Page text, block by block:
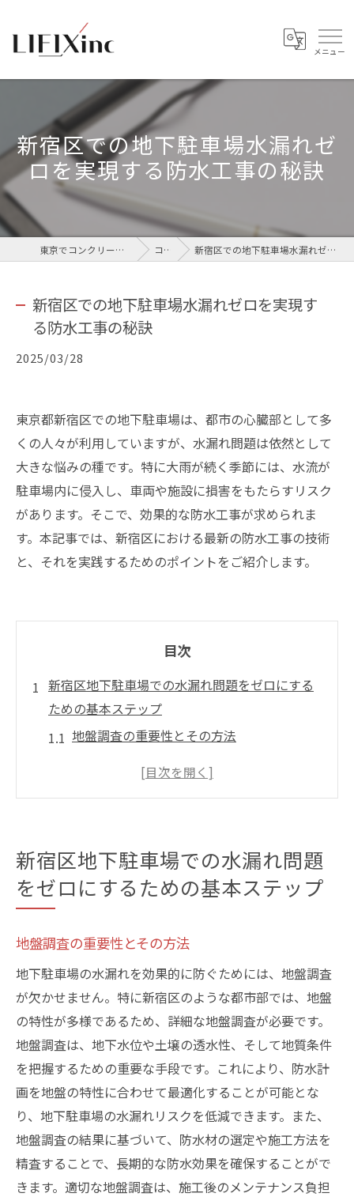
新宿区での地下駐車場水漏れゼ
ロを実現する防水工事の秘訣
東京でコンクリートなら株式会社LIFIX コラム 新宿区での地下駐車場水漏れゼロを実現する防水工事の秘訣
新宿区での地下駐車場水漏れゼロを実現す
る防水工事の秘訣
2025/03/28
東京都新宿区での地下駐車場は、都市の心臓部として多
くの人々が利用していますが、水漏れ問題は依然として
大きな悩みの種です。特に大雨が続く季節には、水流が
駐車場内に侵入し、車両や施設に損害をもたらすリスク
があります。そこで、効果的な防水工事が求められま
す。本記事では、新宿区における最新の防水工事の技術
と、それを実践するためのポイントをご紹介します。
目次
新宿区地下駐車場での水漏れ問題をゼロにする
ための基本ステップ
地盤調査の重要性とその方法
防水材の選定とその適用技術
防水工事完了後のケアと注意点
地下駐車場の水漏れを防ぐための効果的な防水
防水工事に適した時期と環境
防水膜とシーラントの違い
複合防水システムの導入効果
水圧と排水システムの関係性
施工現場での適切な安全対策
信頼できる施工業者の選び方
最新の技術で地下駐車場の水漏れを未然に防ぐ
方法
水漏れセンサーの導入とその効果
最新の防水材の特性と利点
新宿区地下駐車場での水漏れ問題
をゼロにするための基本ステップ
地盤調査の重要性とその方法
地下駐車場の水漏れを効果的に防ぐためには、地盤調査
が欠かせません。特に新宿区のような都市部では、地盤
の特性が多様であるため、詳細な地盤調査が必要です。
地盤調査は、地下水位や土壌の透水性、そして地質条件
を把握するための重要な手段です。これにより、防水計
画を地盤の特性に合わせて最適化することが可能とな
り、地下駐車場の水漏れリスクを低減できます。また、
地盤調査の結果に基づいて、防水材の選定や施工方法を
精査することで、長期的な防水効果を確保することがで
きます。適切な地盤調査は、施工後のメンテナンス負担